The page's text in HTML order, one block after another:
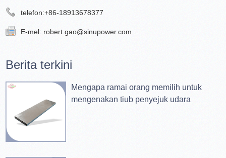
telefon:+86-18913678377
E-mel: robert.gao@sinupower.com
Berita terkini
Mengapa ramai orang memilih untuk
mengenakan tiub penyejuk udara